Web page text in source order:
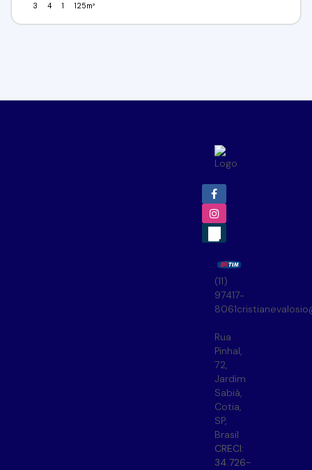
3 4 1 125m²
(11)
97417-
8061
Rua
Pinhal,
72,
Jardim
Sabiá,
Cotia,
SP,
Brasil
CRECI:
34.726-